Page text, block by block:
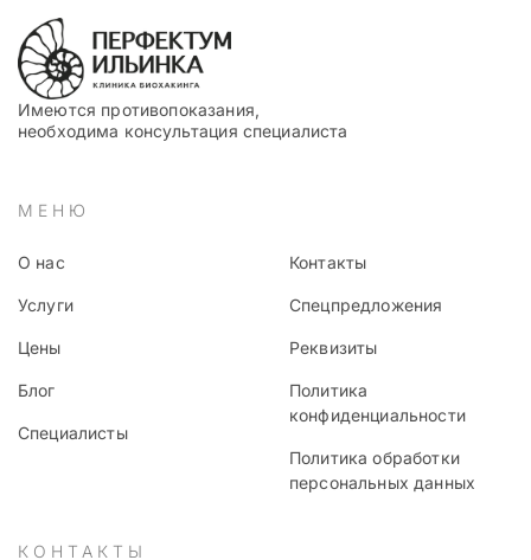
Имеются противопоказания,
необходима консультация специалиста
МЕНЮ
О нас
Услуги
Цены
Блог
Специалисты
Контакты
Спецпредложения
Реквизиты
Политика
конфиденциальности
Политика обработки
персональных данных
КОНТАКТЫ